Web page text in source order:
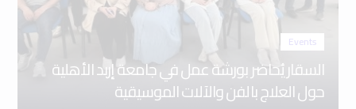
Events
السقار يُحاضر بورشة عمل في جامعة إربد الأهلية
حول العلاج بالفن والآلات الموسيقية